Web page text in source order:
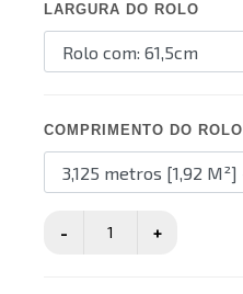
LARGURA DO ROLO
COMPRIMENTO DO ROLO